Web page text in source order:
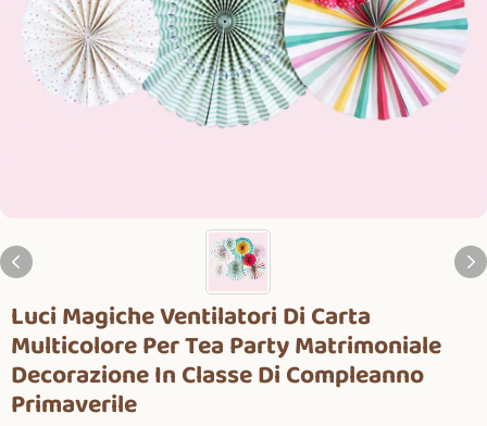
Luci Magiche Ventilatori Di Carta
Multicolore Per Tea Party Matrimoniale
Decorazione In Classe Di Compleanno
Primaverile